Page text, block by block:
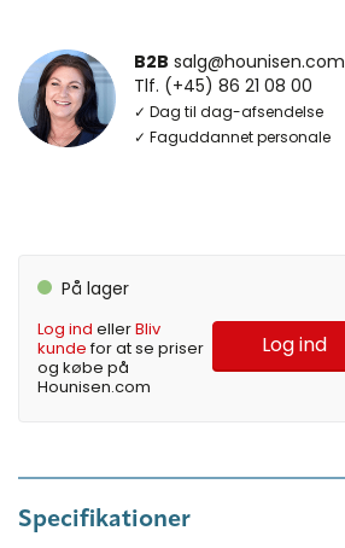
B2B salg@hounisen.com
Tlf. (+45) 86 21 08 00
✓ Dag til dag-afsendelse
✓ Faguddannet personale
På lager
Log ind ellerBliv
kundefor at se priser
og købe på
Hounisen.com
Log ind
Specifikationer